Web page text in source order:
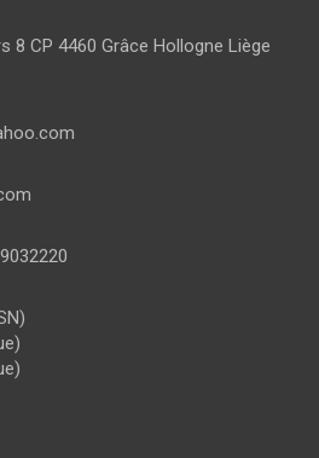
8 CP 4460 Grâce Hollogne Liège